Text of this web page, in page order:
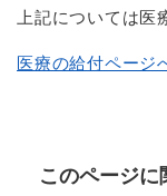
上記については医
医療の給付ページ
このページに